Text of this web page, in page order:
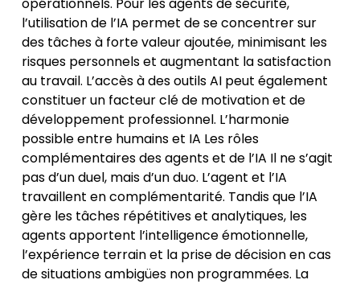
opérationnels. Pour les agents de sécurité,
l’utilisation de l’IA permet de se concentrer sur
des tâches à forte valeur ajoutée, minimisant les
risques personnels et augmentant la satisfaction
au travail. L’accès à des outils AI peut également
constituer un facteur clé de motivation et de
développement professionnel. L’harmonie
possible entre humains et IA Les rôles
complémentaires des agents et de l’IA Il ne s’agit
pas d’un duel, mais d’un duo. L’agent et l’IA
travaillent en complémentarité. Tandis que l’IA
gère les tâches répétitives et analytiques, les
agents apportent l’intelligence émotionnelle,
l’expérience terrain et la prise de décision en cas
de situations ambigües non programmées. La